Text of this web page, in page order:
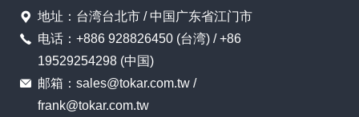
地址：台湾台北市 / 中国广东省江门市
电话：+886 928826450 (台湾) / +86
19529254298 (中国)
邮箱：sales@tokar.com.tw /
frank@tokar.com.tw